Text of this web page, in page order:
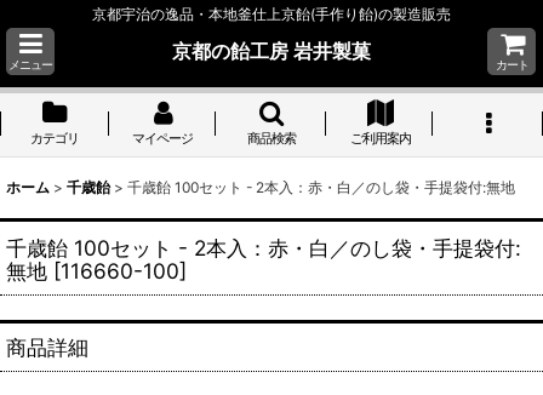
京都宇治の逸品・本地釜仕上京飴(手作り飴)の製造販売
メニュー
京都の飴工房 岩井製菓
カート
カテゴリ マイページ 商品検索 ご利用案内
ホーム > 千歳飴 > 千歳飴 100セット - 2本入：赤・白／のし袋・手提袋付:無地
千歳飴 100セット - 2本入：赤・白／のし袋・手提袋付:
無地 [116660-100]
商品詳細